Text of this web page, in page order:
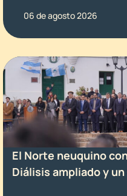
06 de agosto 2026
El Norte neuquino
Diálisis ampliado y